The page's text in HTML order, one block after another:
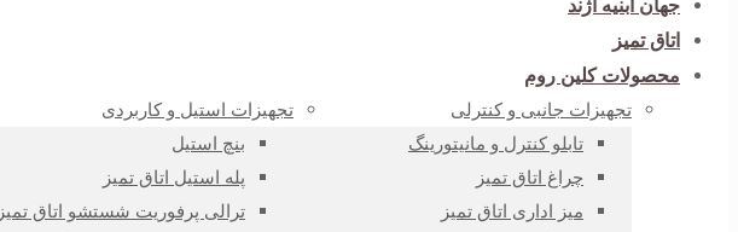
جهان ابنیه آژند
اتاق تمیز
محصولات کلین روم
تجهیزات استیل و کاربردی
بنچ استیل
پله استیل اتاق تمیز
ترالی پرفوریت شستشو اتاق تمیز
تجهیزات جانبی و کنترلی
تابلو کنترل و مانیتورینگ
چراغ اتاق تمیز
میز اداری اتاق تمیز